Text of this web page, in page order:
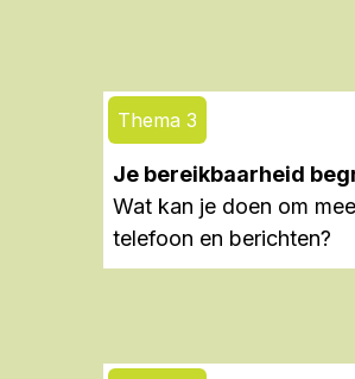
Thema 3
Je bereikbaarheid
Wat kan je doen om
telefoon en berichten?